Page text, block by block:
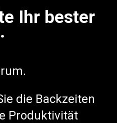
Ihr bester
die Backzeiten
Produktivität